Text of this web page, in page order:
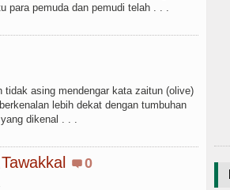
para pemuda dan pemudi telah . . .
tidak asing mendengar kata zaitun (olive)
lebih dekat dengan tumbuhan
dikenal . . .
0